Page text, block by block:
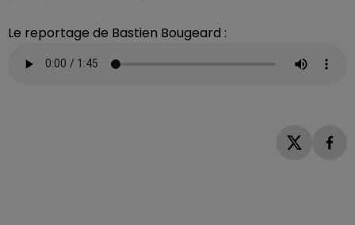
Le reportage de Bastien Bougeard :